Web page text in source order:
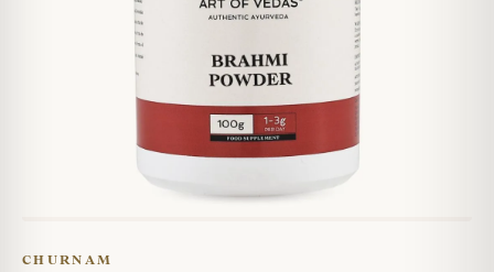
CHURNAM